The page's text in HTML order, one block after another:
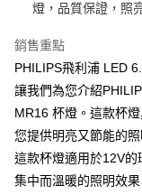
燈，品質保證，照
銷售重點
PHILIPS飛利浦 LED
讓我們為您介紹
MR16 杯燈。這款杯
您提供明亮又節能的照
這款杯燈適用於12V
集中而溫暖的照明效